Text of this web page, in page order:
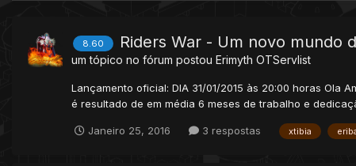
8.60 Riders War - Um novo mundo
um tópico no fórum postou Erimyth OTServlist
Lançamento oficial: DIA 31/01/2015 às 20:00 horas Ola
é resultado de em média 6 meses de trabalho e
Janeiro 25, 2016 3 respostas xtibia